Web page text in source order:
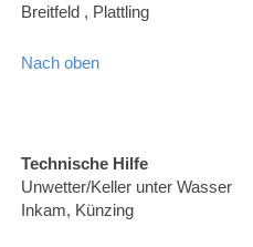
Breitfeld , Plattling
Nach oben
Technische Hilfe
Unwetter/Keller unter Wasser
Inkam, Künzing